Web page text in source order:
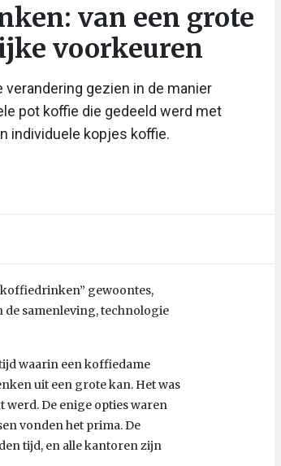
van een grote
voorkeuren
gezien in de manier
pot koffie die gedeeld werd met
individuele kopjes koffie.
gewoontes,
samenleving, technologie
waarin een koffiedame
uit een grote kan. Het was
De enige opties waren
vonden het prima. De
tijd, en alle kantoren zijn